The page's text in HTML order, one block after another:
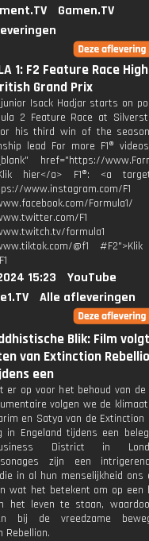
Gamen.TV
1: F2 Feature Race
Grand Prix
Isack Hadjar starts on
2 Feature Race at
his third win of the
lead For more F1®
href="https://
hier</a> F1®: <a
www.instagram.com/F1
Formula1/
F1
formula1
@f1
15:23
YouTube
Alle afleveringen
Blik: Film
van Extinction
een
er op voor het behoud van de
volgen we de
en Satya van de Extinction
in Engeland tijdens een
District in
zijn een
in al hun menselijkheid ons
wat het betekent om op een
het leven te staan,
bij de vreedzame
Rebellion.